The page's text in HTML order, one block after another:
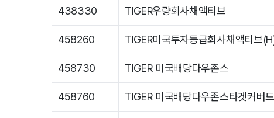
438330 TIGER우량회사채액티브
458260 TIGER미국투자등급회사채액티브
458730 TIGER 미국배당다우존스
458760 TIGER 미국배당다우존스타겟커버